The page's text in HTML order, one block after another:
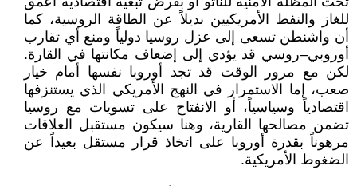
للغاز والنفط الأمريكيين بديلاً عن الطاقة الروسية، كما
أن واشنطن تسعى إلى عزل روسيا دولياً ومنع أي تقارب
أوروبي–روسي قد يؤدي إلى إضعاف مكانتها في القارة.
لكن مع مرور الوقت قد تجد أوروبا نفسها أمام خيار
صعب، إما الاستمرار في النهج الأمريكي الذي يستنزفها
اقتصادياً وسياسياً، أو الانفتاح على تسويات مع روسيا
تضمن مصالحها القارية، وهنا سيكون مستقبل العلاقات
مرهوناً بقدرة أوروبا على اتخاذ قرار مستقل بعيداً عن
الضغوط الأمريكية.